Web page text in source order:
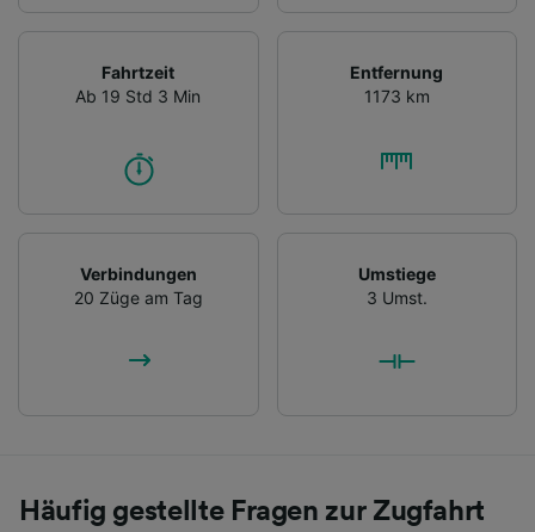
Fahrtzeit
Ab 19 Std 3 Min
Entfernung
1173 km
Verbindungen
20 Züge am Tag
Umstiege
3 Umst.
Häufig gestellte Fragen zur Zugfahrt